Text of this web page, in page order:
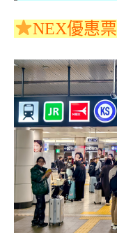
NEX優惠票